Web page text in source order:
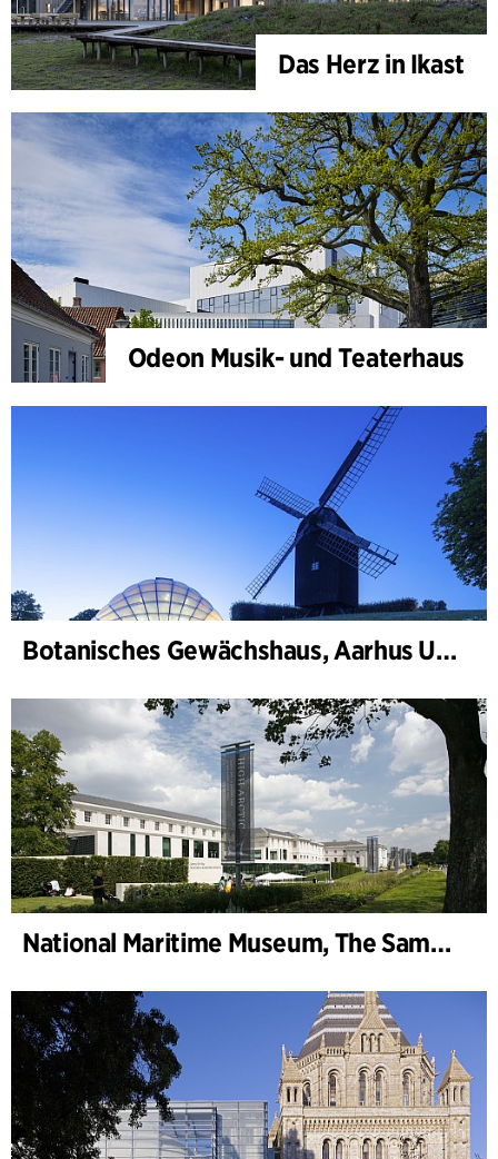
Das Herz in Ikast
Odeon Musik- und Teaterhaus
Botanisches Gewächshaus, Aarhus Universität
National Maritime Museum, The Sammy Ofer Wing